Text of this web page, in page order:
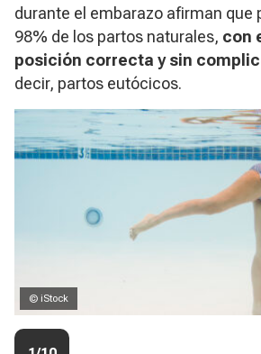
durante el embarazo afirman que
98% de los partos naturales, con
posición correcta y sin
decir, partos eutócicos.
© iStock